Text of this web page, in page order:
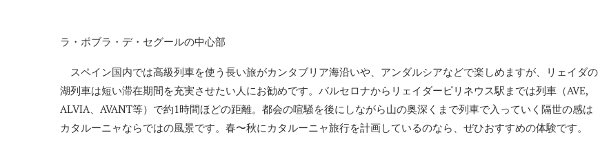
ラ・ポブラ・デ・セグールの中心部
スペイン国内では高級列車を使う長い旅がカンタブリア海沿いや、アンダルシアなどで楽しめますが、リェイダの
湖列車は短い滞在期間を充実させたい人にお勧めです。バルセロナからリェイダーピリネウス駅までは列車（AVE,
ALVIA、AVANT等）で約1時間ほどの距離。都会の喧騒を後にしながら山の奥深くまで列車で入っていく隔世の感は
カタルーニャならではの風景です。春〜秋にカタルーニャ旅行を計画しているのなら、ぜひおすすめの体験です。